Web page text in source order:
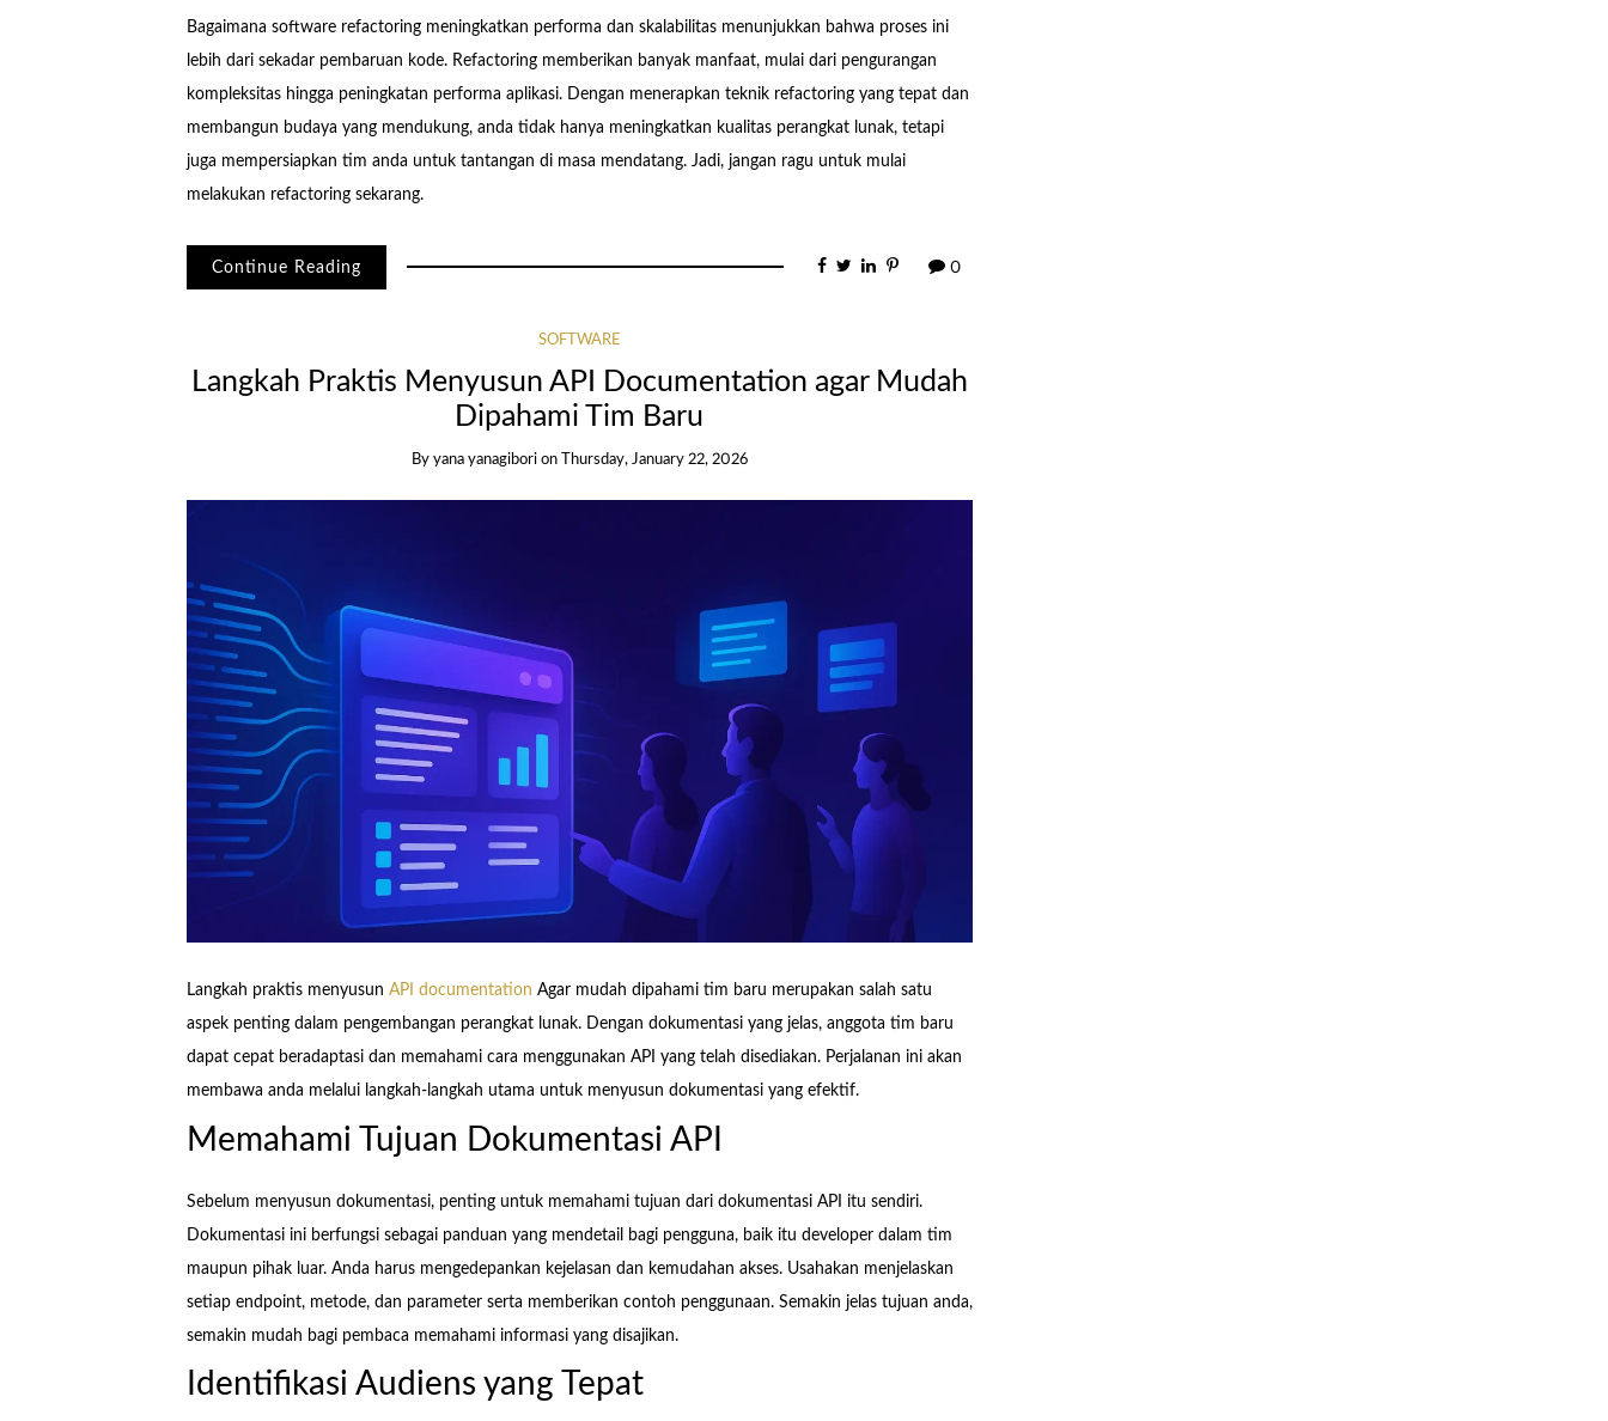
Bagaimana software refactoring meningkatkan performa dan skalabilitas menunjukkan bahwa proses ini
lebih dari sekadar pembaruan kode. Refactoring memberikan banyak manfaat, mulai dari pengurangan
kompleksitas hingga peningkatan performa aplikasi. Dengan menerapkan teknik refactoring yang tepat dan
membangun budaya yang mendukung, anda tidak hanya meningkatkan kualitas perangkat lunak, tetapi
juga mempersiapkan tim anda untuk tantangan di masa mendatang. Jadi, jangan ragu untuk mulai
melakukan refactoring sekarang.
Continue Reading 0
SOFTWARE
Langkah Praktis Menyusun API Documentation agar Mudah
Dipahami Tim Baru
By yana yanagibori on Thursday, January 22, 2026
Langkah praktis menyusun API documentation Agar mudah dipahami tim baru merupakan salah satu
aspek penting dalam pengembangan perangkat lunak. Dengan dokumentasi yang jelas, anggota tim baru
dapat cepat beradaptasi dan memahami cara menggunakan API yang telah disediakan. Perjalanan ini akan
membawa anda melalui langkah-langkah utama untuk menyusun dokumentasi yang efektif.
Memahami Tujuan Dokumentasi API
Sebelum menyusun dokumentasi, penting untuk memahami tujuan dari dokumentasi API itu sendiri.
Dokumentasi ini berfungsi sebagai panduan yang mendetail bagi pengguna, baik itu developer dalam tim
maupun pihak luar. Anda harus mengedepankan kejelasan dan kemudahan akses. Usahakan menjelaskan
setiap endpoint, metode, dan parameter serta memberikan contoh penggunaan. Semakin jelas tujuan anda,
semakin mudah bagi pembaca memahami informasi yang disajikan.
Identifikasi Audiens yang Tepat